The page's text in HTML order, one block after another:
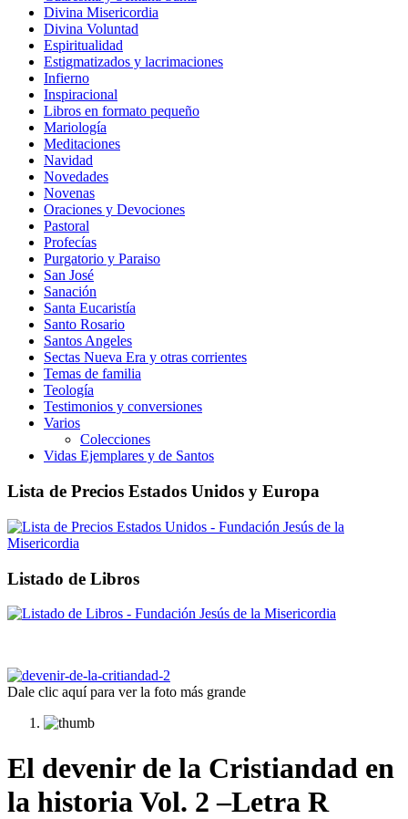
Divina Misericordia
Divina Voluntad
Espiritualidad
Estigmatizados y lacrimaciones
Infierno
Inspiracional
Libros en formato pequeño
Mariología
Meditaciones
Navidad
Novedades
Novenas
Oraciones y Devociones
Pastoral
Profecías
Purgatorio y Paraiso
San José
Sanación
Santa Eucaristía
Santo Rosario
Santos Angeles
Sectas Nueva Era y otras corrientes
Temas de familia
Teología
Testimonios y conversiones
Varios
Colecciones
Vidas Ejemplares y de Santos
Lista de Precios Estados Unidos y Europa
Listado de Libros
Dale clic aquí para ver la foto más grande
El devenir de la Cristiandad en
la historia Vol. 2 –Letra R